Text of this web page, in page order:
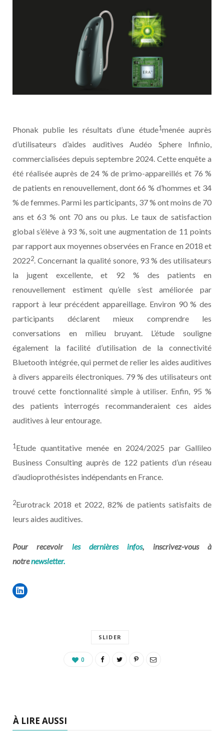
Phonak publie les résultats d’une étude1menée auprès
d’utilisateurs d’aides auditives Audéo Sphere Infinio,
commercialisées depuis septembre 2024. Cette enquête a
été réalisée auprès de 24 % de primo-appareillés et 76 %
de patients en renouvellement, dont 66 % d’hommes et 34
% de femmes. Parmi les participants, 37 % ont moins de 70
ans et 63 % ont 70 ans ou plus. Le taux de satisfaction
global s’élève à 93 %, soit une augmentation de 11 points
par rapport aux moyennes observées en France en 2018 et
20222. Concernant la qualité sonore, 93 % des utilisateurs
la jugent excellente, et 92 % des patients en
renouvellement estiment qu’elle s’est améliorée par
rapport à leur précédent appareillage. Environ 90 % des
participants déclarent mieux comprendre les
conversations en milieu bruyant. L’étude souligne
également la facilité d’utilisation de la connectivité
Bluetooth intégrée, qui permet de relier les aides auditives
à divers appareils électroniques. 79 % des utilisateurs ont
trouvé cette fonctionnalité simple à utiliser. Enfin, 95 %
des patients interrogés recommanderaient ces aides
auditives à leur entourage.
1Etude quantitative menée en 2024/2025 par Gallileo
Business Consulting auprès de 122 patients d’un réseau
d’audioprothésistes indépendants en France.
2Eurotrack 2018 et 2022, 82% de patients satisfaits de
leurs aides auditives.
Pour recevoir les dernières infos, inscrivez-vous à
notrenewsletter.
SLIDER
0
À LIRE AUSSI